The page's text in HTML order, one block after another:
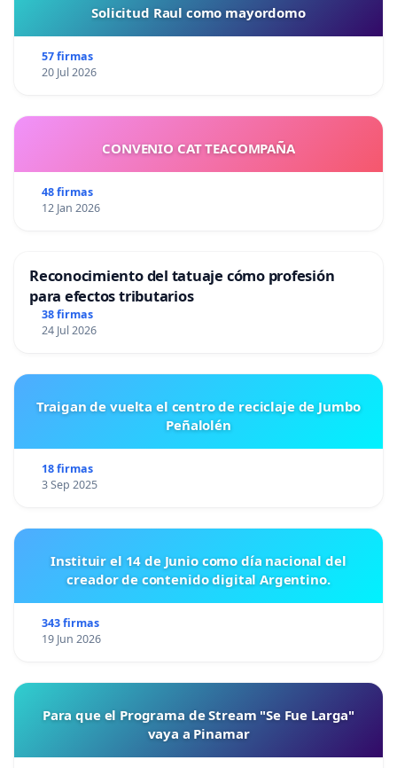
Solicitud Raul como mayordomo
57 firmas
20 Jul 2026
CONVENIO CAT TEACOMPAÑA
48 firmas
12 Jan 2026
Reconocimiento del tatuaje cómo profesión
para efectos tributarios
38 firmas
24 Jul 2026
Traigan de vuelta el centro de reciclaje de Jumbo
Peñalolén
18 firmas
3 Sep 2025
Instituir el 14 de Junio como día nacional del
creador de contenido digital Argentino.
343 firmas
19 Jun 2026
Para que el Programa de Stream "Se Fue Larga"
vaya a Pinamar